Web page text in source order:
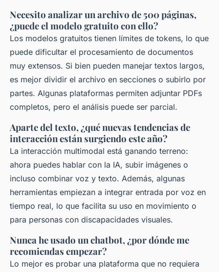
Necesito analizar un archivo de 500 páginas,
¿puede el modelo gratuito con ello?
Los modelos gratuitos tienen límites de tokens, lo que
puede dificultar el procesamiento de documentos
muy extensos. Si bien pueden manejar textos largos,
es mejor dividir el archivo en secciones o subirlo por
partes. Algunas plataformas permiten adjuntar PDFs
completos, pero el análisis puede ser parcial.
Aparte del texto, ¿qué nuevas tendencias de
interacción están surgiendo este año?
La interacción multimodal está ganando terreno:
ahora puedes hablar con la IA, subir imágenes o
incluso combinar voz y texto. Además, algunas
herramientas empiezan a integrar entrada por voz en
tiempo real, lo que facilita su uso en movimiento o
para personas con discapacidades visuales.
Nunca he usado un chatbot, ¿por dónde me
recomiendas empezar?
Lo mejor es probar una plataforma que no requiera